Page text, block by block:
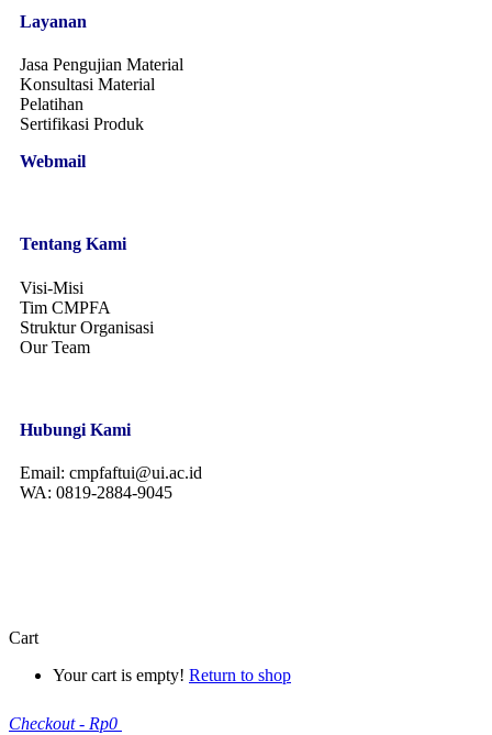
Layanan
Jasa Pengujian Material
Konsultasi Material
Pelatihan
Sertifikasi Produk
Webmail
Tentang Kami
Visi-Misi
Tim CMPFA
Struktur Organisasi
Our Team
Hubungi Kami
Email: cmpfaftui@ui.ac.id
WA: 0819-2884-9045
Cart
Your cart is empty! Return to shop
Checkout - Rp0